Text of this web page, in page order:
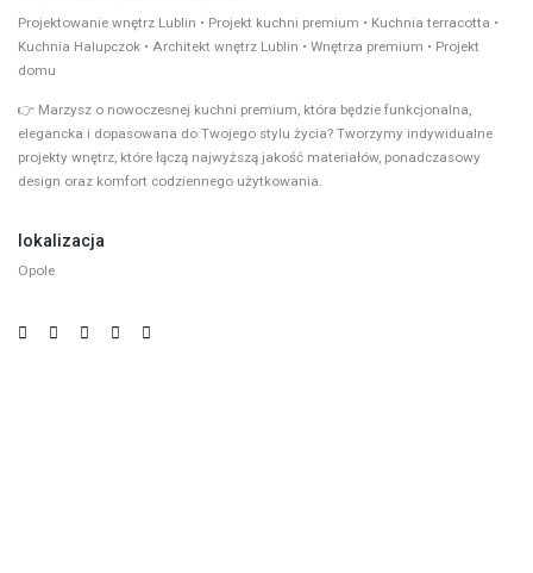
Projektowanie wnętrz Lublin • Projekt kuchni premium • Kuchnia terracotta •
Kuchnia Halupczok • Architekt wnętrz Lublin • Wnętrza premium • Projekt
domu
👉 Marzysz o nowoczesnej kuchni premium, która będzie funkcjonalna,
elegancka i dopasowana do Twojego stylu życia? Tworzymy indywidualne
projekty wnętrz, które łączą najwyższą jakość materiałów, ponadczasowy
design oraz komfort codziennego użytkowania.
lokalizacja
Opole